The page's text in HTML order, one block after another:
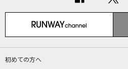
初めての方へ